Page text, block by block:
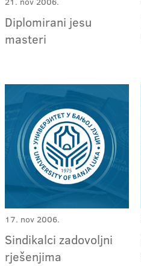
Diplomirani jesu
masteri
17. nov 2006.
Sindikalci zadovoljni
rješenjima